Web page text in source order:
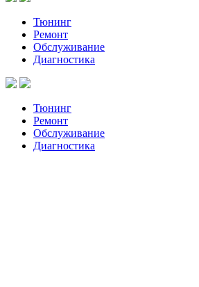
Тюнинг
Ремонт
Обслуживание
Диагностика
Тюнинг
Ремонт
Обслуживание
Диагностика